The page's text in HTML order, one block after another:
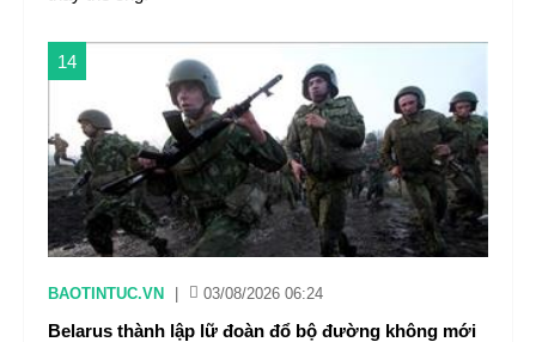
14
BAOTINTUC.VN 03/08/2026 06:24
Belarus thành lập lữ đoàn đổ bộ đường không mới